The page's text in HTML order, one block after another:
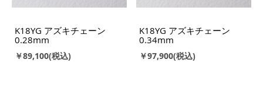
K18YG アズキチェーン
0.28mm
￥89,100
K18YG アズキチェーン
0.34mm
￥97,900